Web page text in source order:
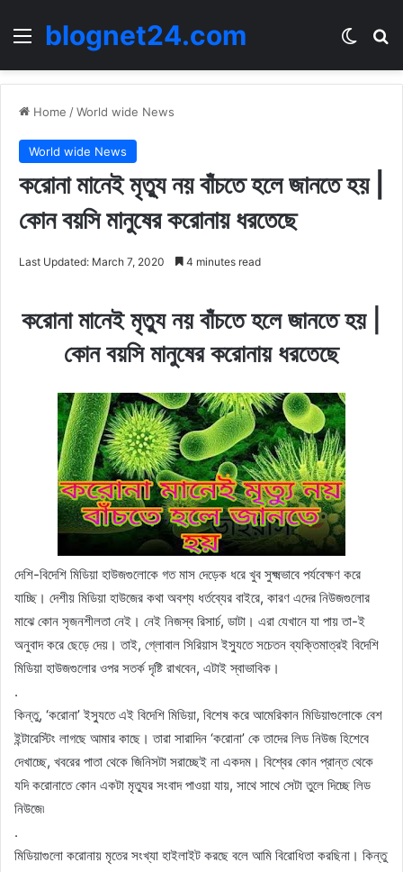
Menublognet24.com
Home /World wide News
World wide News
করোনা মানেই মৃত্যু নয় বাঁচতে হলে জানতে হয় |
কোন বয়সি মানুষের করোনায় ধরতেছে
Last Updated: March 7, 2020 4 minutes read
করোনা মানেই মৃত্যু নয় বাঁচতে হলে জানতে হয় |
কোন বয়সি মানুষের করোনায় ধরতেছে
দেশি-বিদেশি মিডিয়া হাউজগুলোকে গত মাস দেড়েক ধরে খুব সুক্ষ্মভাবে পর্যবেক্ষণ করে
যাচ্ছি। দেশীয় মিডিয়া হাউজের কথা অবশ্য ধর্তব্যের বাইরে, কারণ এদের নিউজগুলোর
মাঝে কোন সৃজনশীলতা নেই। নেই নিজস্ব রিসার্চ, ডাটা। এরা যেখানে যা পায় তা-ই
অনুবাদ করে ছেড়ে দেয়। তাই, গ্লোবাল সিরিয়াস ইস্যুতে সচেতন ব্যক্তিমাত্রই বিদেশি
মিডিয়া হাউজগুলোর ওপর সতর্ক দৃষ্টি রাখবেন, এটাই স্বাভাবিক।
.
কিন্তু, ‘করোনা’ ইস্যুতে এই বিদেশি মিডিয়া, বিশেষ করে আমেরিকান মিডিয়াগুলোকে বেশ
ইন্টারেস্টিং লাগছে আমার কাছে। তারা সারাদিন ‘করোনা’ কে তাদের লিড নিউজ হিশেবে
দেখাচ্ছে, খবরের পাতা থেকে জিনিসটা সরাচ্ছেই না একদম। বিশ্বের কোন প্রান্ত থেকে
যদি করোনাতে কোন একটা মৃত্যুর সংবাদ পাওয়া যায়, সাথে সাথে সেটা তুলে দিচ্ছে লিড
নিউজে৷
.
মিডিয়াগুলো করোনায় মৃতের সংখ্যা হাইলাইট করছে বলে আমি বিরোধিতা করছিনা। কিন্তু